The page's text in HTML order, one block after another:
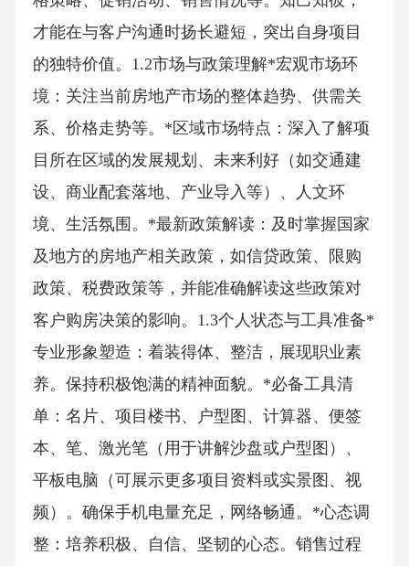
才能在与客户沟通时扬长避短，突出自身项目
的独特价值。1.2市场与政策理解*宏观市场环
境：关注当前房地产市场的整体趋势、供需关
系、价格走势等。*区域市场特点：深入了解项
目所在区域的发展规划、未来利好（如交通建
设、商业配套落地、产业导入等）、人文环
境、生活氛围。*最新政策解读：及时掌握国家
及地方的房地产相关政策，如信贷政策、限购
政策、税费政策等，并能准确解读这些政策对
客户购房决策的影响。1.3个人状态与工具准备*
专业形象塑造：着装得体、整洁，展现职业素
养。保持积极饱满的精神面貌。*必备工具清
单：名片、项目楼书、户型图、计算器、便签
本、笔、激光笔（用于讲解沙盘或户型图）、
平板电脑（可展示更多项目资料或实景图、视
频）。确保手机电量充足，网络畅通。*心态调
整：培养积极、自信、坚韧的心态。销售过程